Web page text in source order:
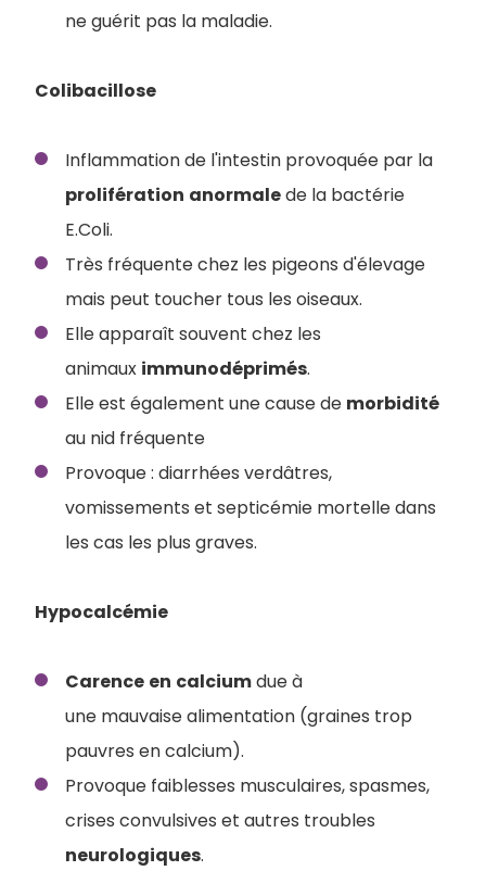
ne guérit pas la maladie.
Colibacillose
Inflammation de l'intestin provoquée par la
prolifération anormalede la bactérie
E.Coli.
Très fréquente chez les pigeons d'élevage
mais peut toucher tous les oiseaux.
Elle apparaît souvent chez les
animaux immunodéprimés.
Elle est également une cause de morbidité
au nid fréquente
Provoque : diarrhées verdâtres,
vomissements et septicémie mortelle dans
les cas les plus graves.
Hypocalcémie
Carence en calciumdue à
une mauvaise alimentation (graines trop
pauvres en calcium).
Provoque faiblesses musculaires, spasmes,
crises convulsives et autres troubles
neurologiques.